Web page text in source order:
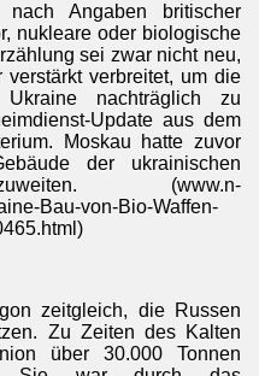
Angaben britischer
nukleare oder biologische
sei zwar nicht neu,
verbreitet, um die
nachträglich zu
Update aus dem
Moskau hatte zuvor
der ukrainischen
(www.n-
Bau-von-Bio-Waffen-
zeitgleich, die Russen
Zu Zeiten des Kalten
über 30.000 Tonnen